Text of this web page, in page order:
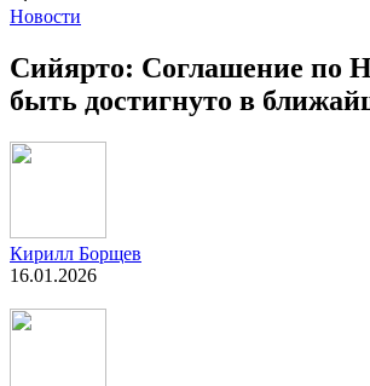
Новости
Сийярто: Соглашение по
быть достигнуто в
Кирилл Борщев
16.01.2026